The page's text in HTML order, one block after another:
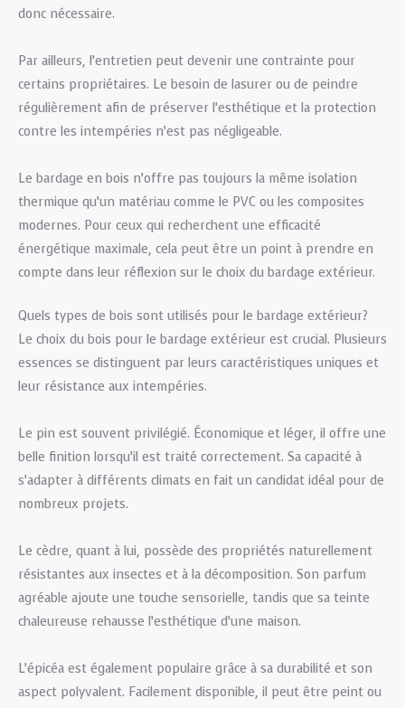
donc nécessaire.
Par ailleurs, l’entretien peut devenir une contrainte pour
certains propriétaires. Le besoin de lasurer ou de peindre
régulièrement afin de préserver l’esthétique et la protection
contre les intempéries n’est pas négligeable.
Le bardage en bois n’offre pas toujours la même isolation
thermique qu’un matériau comme le PVC ou les composites
modernes. Pour ceux qui recherchent une efficacité
énergétique maximale, cela peut être un point à prendre en
compte dans leur réflexion sur le choix du bardage extérieur.
Quels types de bois sont utilisés pour le bardage extérieur?
Le choix du bois pour le bardage extérieur est crucial. Plusieurs
essences se distinguent par leurs caractéristiques uniques et
leur résistance aux intempéries.
Le pin est souvent privilégié. Économique et léger, il offre une
belle finition lorsqu’il est traité correctement. Sa capacité à
s’adapter à différents climats en fait un candidat idéal pour de
nombreux projets.
Le cèdre, quant à lui, possède des propriétés naturellement
résistantes aux insectes et à la décomposition. Son parfum
agréable ajoute une touche sensorielle, tandis que sa teinte
chaleureuse rehausse l’esthétique d’une maison.
L’épicéa est également populaire grâce à sa durabilité et son
aspect polyvalent. Facilement disponible, il peut être peint ou